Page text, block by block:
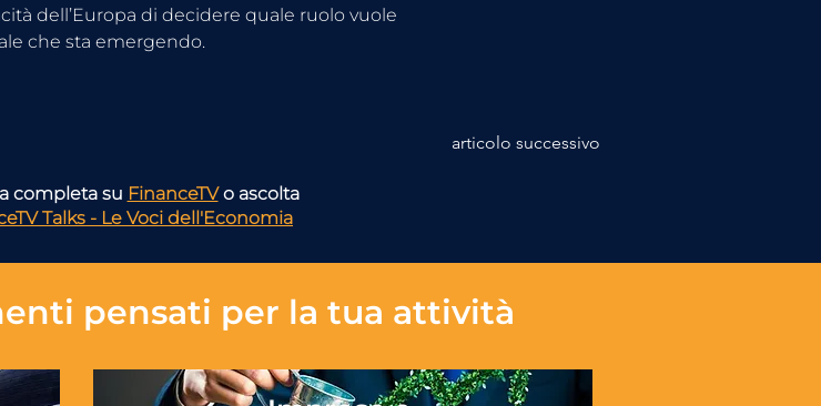
dell’Europa di decidere quale ruolo vuole
che sta emergendo.
articolo successivo
completa su FinanceTVo ascolta
Talks - Le Voci dell'Economia
pensati per la tua attività